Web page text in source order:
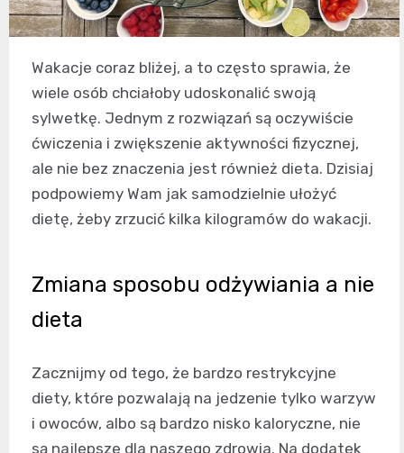
Wakacje coraz bliżej, a to często sprawia, że
wiele osób chciałoby udoskonalić swoją
sylwetkę. Jednym z rozwiązań są oczywiście
ćwiczenia i zwiększenie aktywności fizycznej,
ale nie bez znaczenia jest również dieta. Dzisiaj
podpowiemy Wam jak samodzielnie ułożyć
dietę, żeby zrzucić kilka kilogramów do wakacji.
Zmiana sposobu odżywiania a nie
dieta
Zacznijmy od tego, że bardzo restrykcyjne
diety, które pozwalają na jedzenie tylko warzyw
i owoców, albo są bardzo nisko kaloryczne, nie
są najlepsze dla naszego zdrowia. Na dodatek